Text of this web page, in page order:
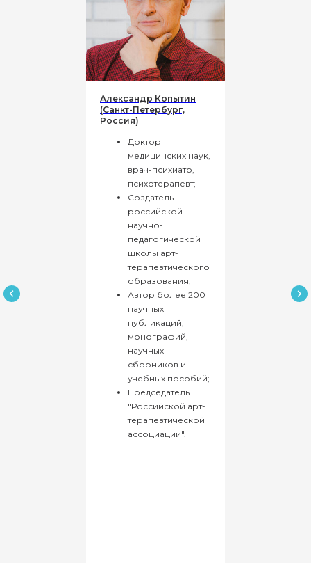
Александр Копытин
(Санкт-Петербург,
Россия)
Доктор
медицинских наук,
врач-психиатр,
психотерапевт;
Создатель
российской
научно-
педагогической
школы арт-
терапевтического
образования;
Автор более 200
научных
публикаций,
монографий,
научных
сборников и
учебных пособий;
Председатель
"Российской арт-
терапевтической
ассоциации".
Оставить заявку в тг
Оставить заявку в ВК
Отдел заботы может позвонить
Вам с номеров:
+7 495 145 37 71
+7 495 128 68 00
+7 495 145 36 30
+7 495 148 58 85
+7 495 148 72 70
+7 963 449 22 18
Данил
Наш отдел заботы: